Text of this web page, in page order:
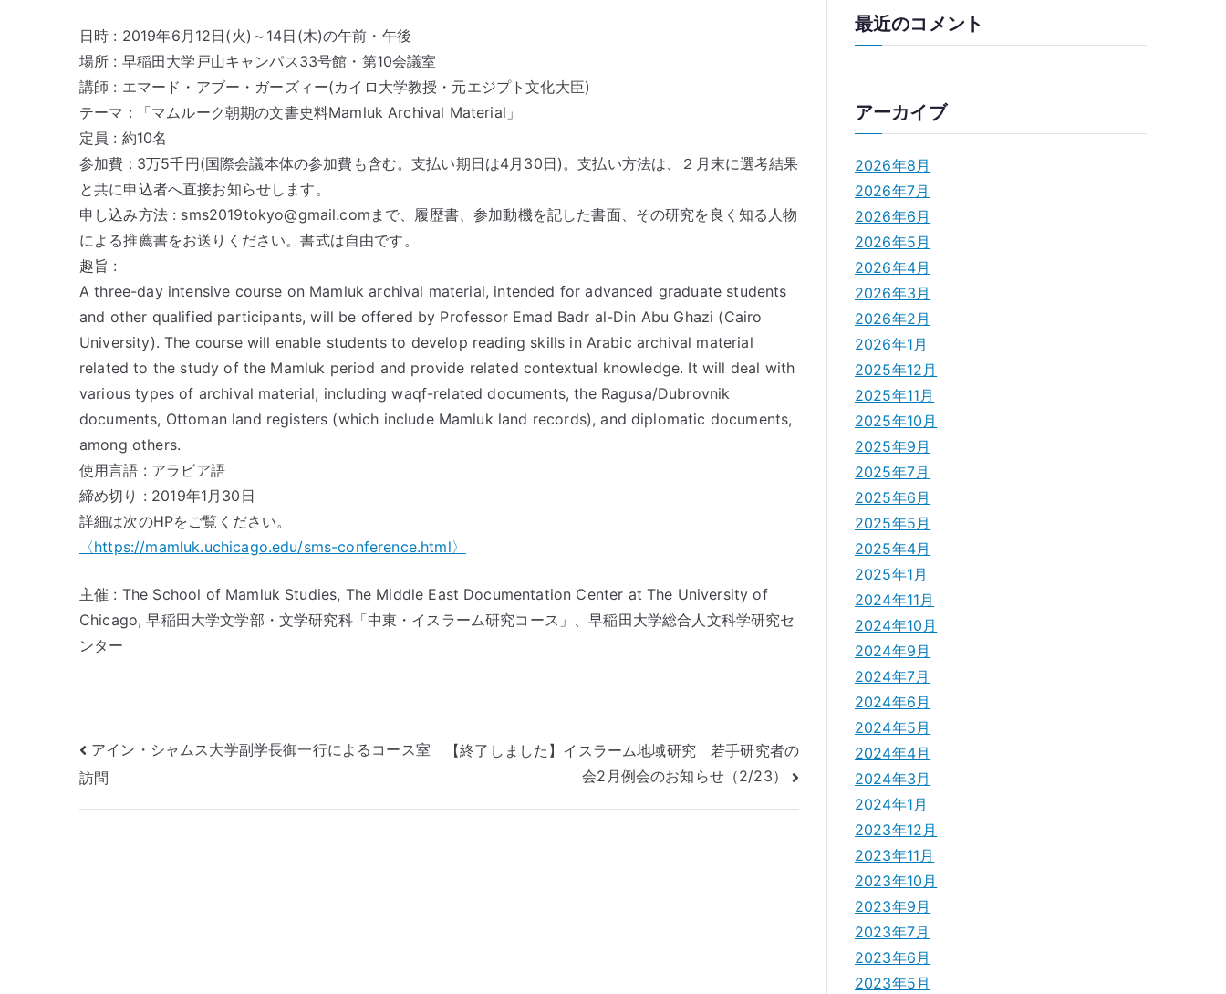
日時 : 2019年6月12日(火)～14日(木)の午前・午後
場所 : 早稲田大学戸山キャンパス33号館・第10会議室
講師 : エマード・アブー・ガーズィー(カイロ大学教授・元エジプト文化大臣)
テーマ : 「マムルーク朝期の文書史料Mamluk Archival Material」
定員 : 約10名
参加費 : 3万5千円(国際会議本体の参加費も含む。支払い期日は4月30日)。支払い方法は、２月末に選考結果
と共に申込者へ直接お知らせします。
申し込み方法 : sms2019tokyo@gmail.comまで、履歴書、参加動機を記した書面、その研究を良く知る人物
による推薦書をお送りください。書式は自由です。
趣旨 :
A three-day intensive course on Mamluk archival material, intended for advanced graduate students
and other qualified participants, will be offered by Professor Emad Badr al-Din Abu Ghazi (Cairo
University). The course will enable students to develop reading skills in Arabic archival material
related to the study of the Mamluk period and provide related contextual knowledge. It will deal with
various types of archival material, including waqf-related documents, the Ragusa/Dubrovnik
documents, Ottoman land registers (which include Mamluk land records), and diplomatic documents,
among others.
使用言語 : アラビア語
締め切り : 2019年1月30日
詳細は次のHPをご覧ください。
〈https://mamluk.uchicago.edu/sms-conference.html〉
主催 : The School of Mamluk Studies, The Middle East Documentation Center at The University of
Chicago, 早稲田大学文学部・文学研究科「中東・イスラーム研究コース」、早稲田大学総合人文科学研究セ
ンター
投
稿
アイン・シャムス大学副学長御一行によるコース室
訪問
【終了しました】イスラーム地域研究 若手研究者の
会2月例会のお知らせ（2/23）
最近のコメント
アーカイブ
2026年8月
2026年7月
2026年6月
2026年5月
2026年4月
2026年3月
2026年2月
2026年1月
2025年12月
2025年11月
2025年10月
2025年9月
2025年7月
2025年6月
2025年5月
2025年4月
2025年1月
2024年11月
2024年10月
2024年9月
2024年7月
2024年6月
2024年5月
2024年4月
2024年3月
2024年1月
2023年12月
2023年11月
2023年10月
2023年9月
2023年7月
2023年6月
2023年5月